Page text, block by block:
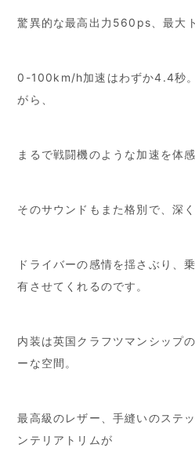
驚異的な最高出力560ps、最大
0-100km/h加速はわずか4.4秒
がら、
まるで戦闘機のような加速を体
そのサウンドもまた格別で、深
ドライバーの感情を揺さぶり、
有させてくれるのです。
内装は英国クラフツマンシップ
ーな空間。
最高級のレザー、手縫いのステ
ンテリアトリムが